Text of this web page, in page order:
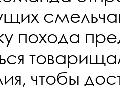
похода
чтобы